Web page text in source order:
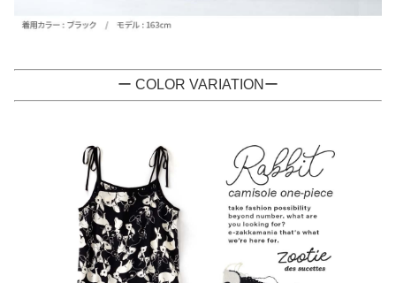
ー COLOR VARIATIONー